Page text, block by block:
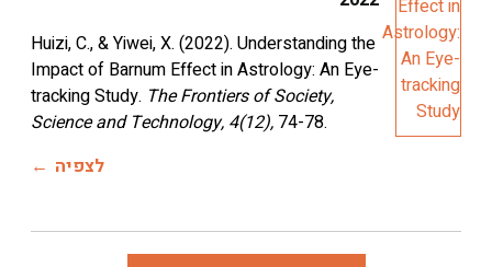
Huizi, C., & Yiwei, X. (2022). Understanding the
Impact of Barnum Effect in Astrology: An Eye-
tracking Study.The Frontiers of Society,
Science and Technology, 4(12),